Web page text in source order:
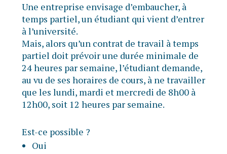
Une entreprise envisage d’embaucher, à
temps partiel, un étudiant qui vient d’entrer
à l’université.
Mais, alors qu’un contrat de travail à temps
partiel doit prévoir une durée minimale de
24 heures par semaine, l’étudiant demande,
au vu de ses horaires de cours, à ne travailler
que les lundi, mardi et mercredi de 8h00 à
12h00, soit 12 heures par semaine.
Est-ce possible ?
Oui